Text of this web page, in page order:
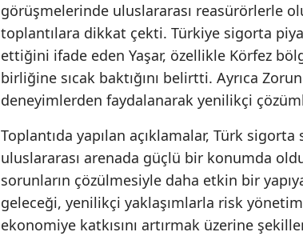
görüşmelerinde uluslararası reasürörlerle
toplantılara dikkat çekti. Türkiye sigorta
ettiğini ifade eden Yaşar, özellikle Körfez
birliğine sıcak baktığını belirtti. Ayrıca
deneyimlerden faydalanarak yenilikçi
Toplantıda yapılan açıklamalar, Türk
uluslararası arenada güçlü bir konumda
sorunların çözülmesiyle daha etkin bir
geleceği, yenilikçi yaklaşımlarla risk
ekonomiye katkısını artırmak üzerine